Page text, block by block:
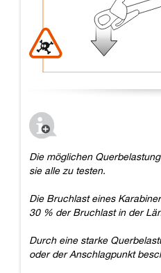
Die möglichen
sie alle zu testen.
Die Bruchlast eines
30 % der Bruchlast in der
Durch eine starke
oder der Anschlagpunkt